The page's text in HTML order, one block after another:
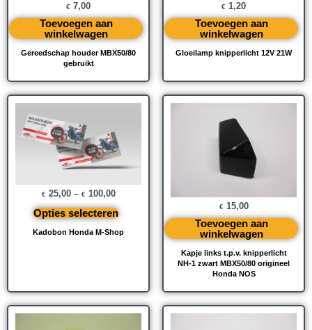
Gereedschap houder MBX50/80
gebruikt
€ 7,00
Toevoegen aan
winkelwagen
Gloeilamp knipperlicht 12V 21W
€ 1,20
Toevoegen aan
winkelwagen
Kadobon Honda M-Shop
€ 25,00– € 100,00
Opties selecteren
Kapje links t.p.v. knipperlicht
NH-1 zwart MBX50/80 origineel
Honda NOS
€ 15,00
Toevoegen aan
winkelwagen